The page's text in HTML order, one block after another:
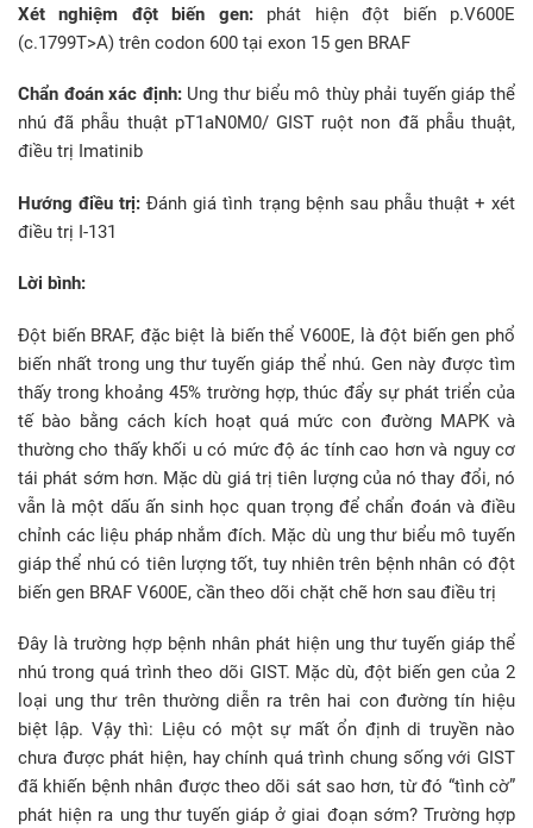
Xét nghiệm đột biến gen:phát hiện đột biến p.V600E
(c.1799T>A) trên codon 600 tại exon 15 gen BRAF
Chẩn đoán xác định:Ung thư biểu mô thùy phải tuyến giáp thể
nhú đã phẫu thuật pT1aN0M0/ GIST ruột non đã phẫu thuật,
điều trị Imatinib
Hướng điều trị:Đánh giá tình trạng bệnh sau phẫu thuật + xét
điều trị I-131
Lời bình:
Đột biến BRAF, đặc biệt là biến thể V600E, là đột biến gen phổ
biến nhất trong ung thư tuyến giáp thể nhú. Gen này được tìm
thấy trong khoảng 45% trường hợp, thúc đẩy sự phát triển của
tế bào bằng cách kích hoạt quá mức con đường MAPK và
thường cho thấy khối u có mức độ ác tính cao hơn và nguy cơ
tái phát sớm hơn. Mặc dù giá trị tiên lượng của nó thay đổi, nó
vẫn là một dấu ấn sinh học quan trọng để chẩn đoán và điều
chỉnh các liệu pháp nhắm đích. Mặc dù ung thư biểu mô tuyến
giáp thể nhú có tiên lượng tốt, tuy nhiên trên bệnh nhân có đột
biến gen BRAF V600E, cần theo dõi chặt chẽ hơn sau điều trị
Đây là trường hợp bệnh nhân phát hiện ung thư tuyến giáp thể
nhú trong quá trình theo dõi GIST. Mặc dù, đột biến gen của 2
loại ung thư trên thường diễn ra trên hai con đường tín hiệu
biệt lập. Vậy thì: Liệu có một sự mất ổn định di truyền nào
chưa được phát hiện, hay chính quá trình chung sống với GIST
đã khiến bệnh nhân được theo dõi sát sao hơn, từ đó “tình cờ”
phát hiện ra ung thư tuyến giáp ở giai đoạn sớm? Trường hợp